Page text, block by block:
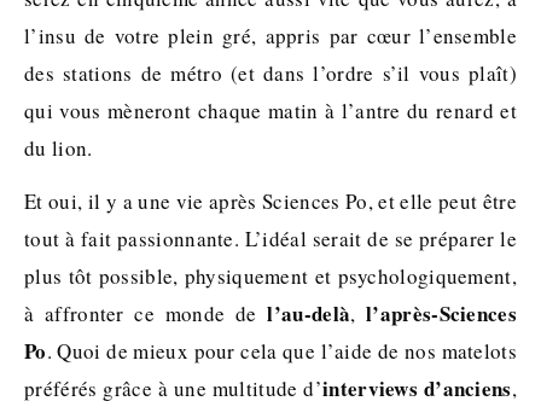
l’insu de votre plein gré, appris par cœur l’ensemble
des stations de métro (et dans l’ordre s’il vous plaît)
qui vous mèneront chaque matin à l’antre du renard et
du lion.
Et oui, il y a une vie après Sciences Po, et elle peut être
tout à fait passionnante. L’idéal serait de se préparer le
plus tôt possible, physiquement et psychologiquement,
à affronter ce monde del’au-delà,l’après-Sciences
Po. Quoi de mieux pour cela que l’aide de nos matelots
préférés grâce à une multitude d’interviews d’anciens,